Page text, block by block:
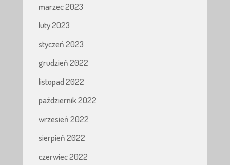
marzec 2023
luty 2023
styczeń 2023
grudzień 2022
listopad 2022
październik 2022
wrzesień 2022
sierpień 2022
czerwiec 2022